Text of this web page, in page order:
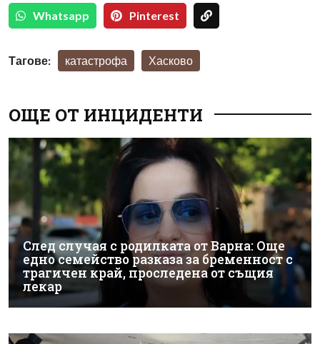
Whatsapp Pinterest
Тагове: катастрофа Хасково
ОЩЕ ОТ ИНЦИДЕНТИ
След случая с родилката от Варна: Още
едно семейство разказа за бременност с
трагичен край, проследена от същия
лекар